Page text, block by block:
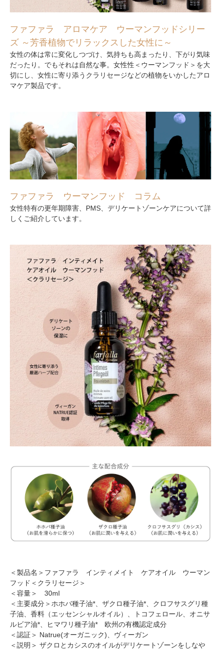
ファファラ アロマケア ウーマンフッドシリー
ズ ～芳香植物でリラックスした女性に～
女性の体は常に変化しつづけ、気持ちも高まったり、下がり気味
だったり。でもそれは自然な事。女性性＜ウーマンフッド＞を大
切にし、女性に寄り添うクラリセージなどの植物をいかしたアロ
マケア製品です。
ファファラ ウーマンフッド コラム
女性特有の更年期障害、PMS、デリケートゾーンケアについて詳
しくご紹介しています。
＜製品名＞ファファラ インティメイト ケアオイル ウーマン
フッド＜クラリセージ＞
＜容量＞ 30ml
＜主要成分＞ホホバ種子油*、ザクロ種子油*、クロフサスグリ種
子油、香料（エッセンシャルオイル）、トコフェロール、オニサ
ルビア油*、ヒマワリ種子油* 欧州の有機認定成分
＜認証＞ Natrue(オーガニック)、ヴィーガン
＜説明＞ ザクロとカシスのオイルがデリケートゾーンをしなや